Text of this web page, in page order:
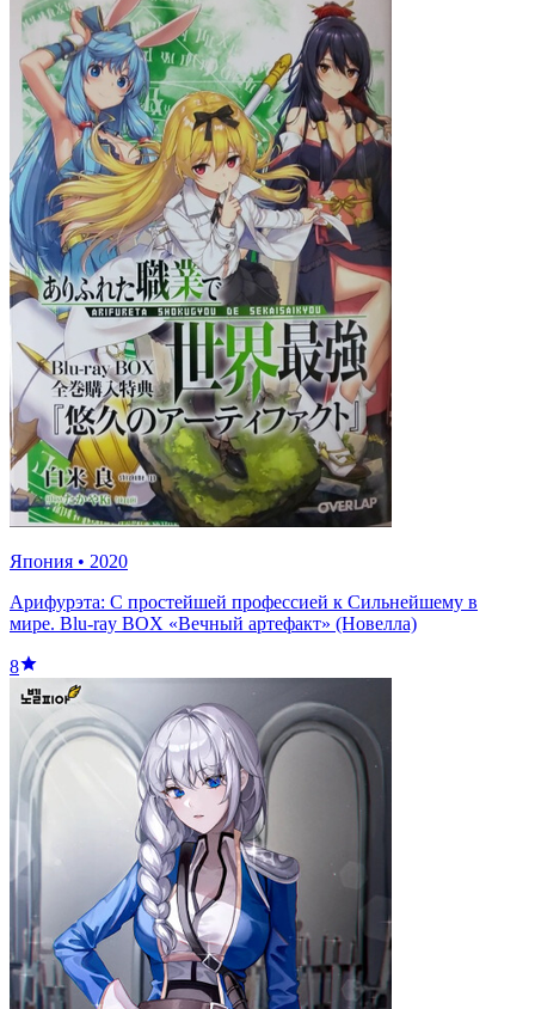
Япония • 2020
Арифурэта: С простейшей профессией к Сильнейшему в
мире. Blu-ray BOX «Вечный артефакт» (Новелла)
8